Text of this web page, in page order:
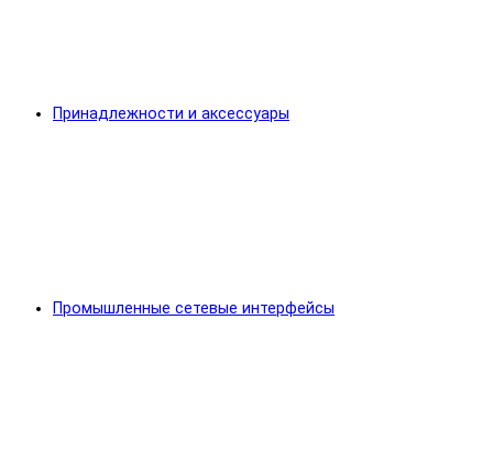
Принадлежности и аксессуары
Промышленные сетевые интерфейсы